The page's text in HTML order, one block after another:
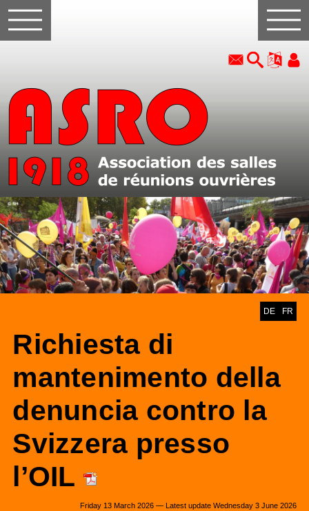
DE FR
Richiesta di
mantenimento della
denuncia contro la
Svizzera presso
l’OIL
Friday 13 March 2026 — Latest update Wednesday 3 June 2026